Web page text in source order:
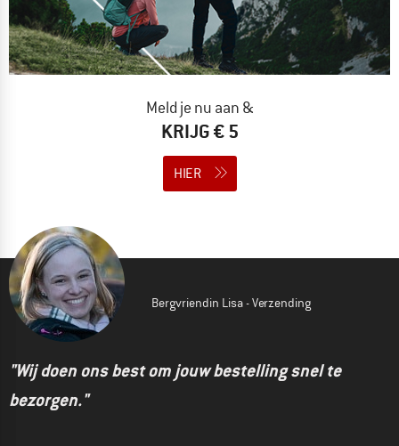
Meld je nu aan &
KRIJG € 5
HIER
Bergvriendin Lisa - Verzending
"Wij doen ons best om jouw bestelling snel te
bezorgen."